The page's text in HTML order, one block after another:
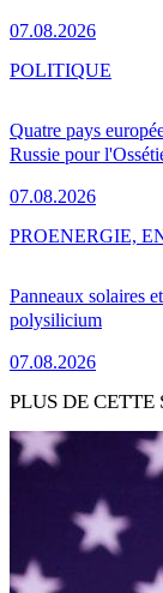
07.08.2026
Quatre pays
Russie pour
07.08.2026
POLITIQUE
Panneaux solaires
polysilicium
07.08.2026
PROENERGIE,
PLUS DE CETTE